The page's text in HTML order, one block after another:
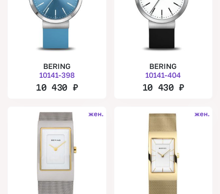
BERING
10141-398
10 430 ₽
BERING
10141-404
10 430₽
жен. жен.